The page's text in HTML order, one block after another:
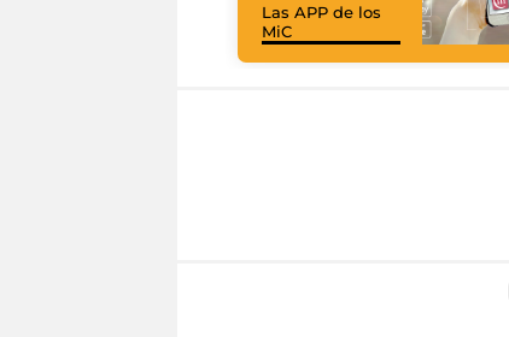
Las APP de los
MiC